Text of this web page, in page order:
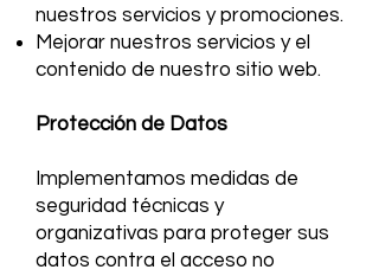
nuestros servicios y promociones.
Mejorar nuestros servicios y el
contenido de nuestro sitio web.
Protección de Datos
Implementamos medidas de
seguridad técnicas y
organizativas para proteger sus
datos contra el acceso no